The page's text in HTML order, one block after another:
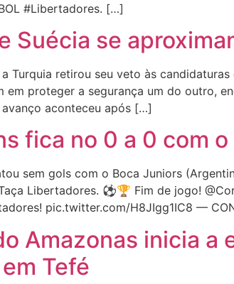
#Libertadores. […]
Suécia se
Turquia retirou seu veto às
em proteger a segurança um do outro,
avanço aconteceu após […]
fica no 0 a 0 com
sem gols com o Boca Juniors
Libertadores. ⚽️🏆 Fim de jogo!
pic.twitter.com/H8JIgg1IC8 —
Amazonas inicia
Tefé